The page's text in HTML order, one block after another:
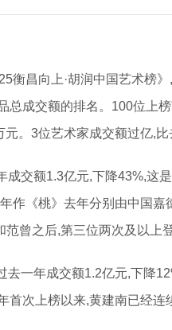
衡昌向上·胡润中国艺术榜
总成交额的排名。100位上
。3位艺术家成交额过亿,
成交额1.3亿元,下降43%,这
作《桃》去年分别由中国
曾之后,第三位两次及以上
去一年成交额1.2亿元,下降
首次上榜以来,黄建南已经连